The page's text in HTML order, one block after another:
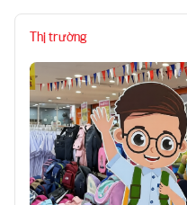
Thị trường